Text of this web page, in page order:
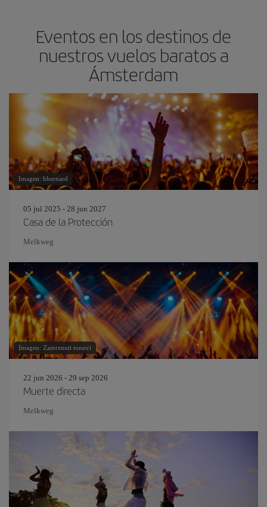
Eventos en los destinos de
nuestros vuelos baratos a
Ámsterdam
Imagen: bbernard
05 jul 2025 - 28 jun 2027
Casa de la Protección
Melkweg
Imagen: Zamrznuti tonovi
22 jun 2026 - 29 sep 2026
Muerte directa
Melkweg